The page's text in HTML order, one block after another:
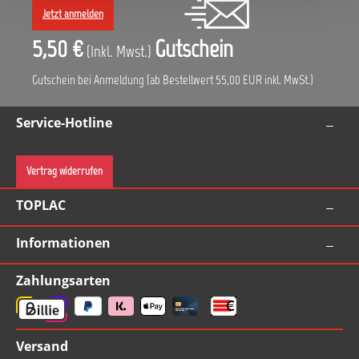
Jetzt anmelden
5,50 € (Inkl. Mwst.) Gutschein
Gutschein bei Anmeldung (ab Bestellwert 55,00 EUR inkl. MwSt.)
Service-Hotline
Vertrag widerrufen
TOPLAC
Informationen
Zahlungsarten
Versand